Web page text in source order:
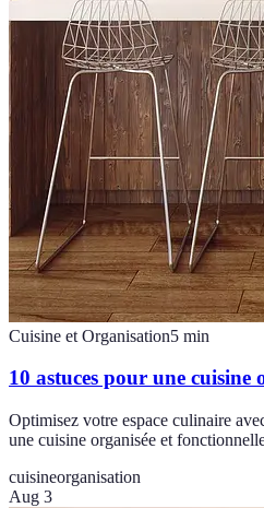
Cuisine et Organisation5 min
10 astuces pour une cuisine
Optimisez votre espace culinaire
une cuisine organisée et
cuisineorganisation
Aug 3